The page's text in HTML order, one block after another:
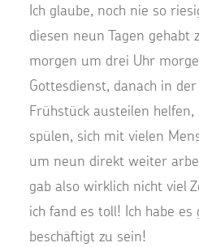
Ich glaube, noch nie so
diesen neun Tagen gehabt
morgen um drei Uhr
Gottesdienst, danach in
Frühstück austeilen
spülen, sich mit vielen
um neun direkt weiter
gab also wirklich nicht viel
ich fand es toll! Ich habe
beschäftigt zu sein!